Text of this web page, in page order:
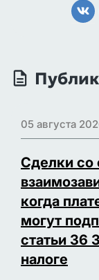
05 августа
Сделки со
когда
могут
статьи 36
налоге